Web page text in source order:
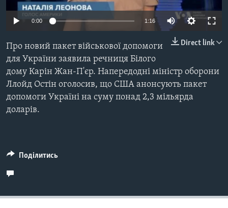
СУСПІЛЬСТВО
ІСТОРІЇ УСПІХУ УКРАЇНЦІВ
ТЕЛЕПРОГРАМИ
БРИФІНГ ГОЛОСУ АМЕРИКИ
СТУДІЯ ВАШИНГТОН
ВІКНО В АМЕРИКУ
ПРАЙМ-ТАЙМ
Learning English
МИ В СОЦМЕРЕЖАХ
0:00 1:16
Direct link
Про новий пакет військової допомоги
для України заявила речниця Білого
дому Карін Жан-П'єр. Напередодні міністр оборони
Ллойд Остін оголосив, що США анонсують пакет
допомоги Україні на суму понад 2,3 мільярда
доларів.
Поділитись